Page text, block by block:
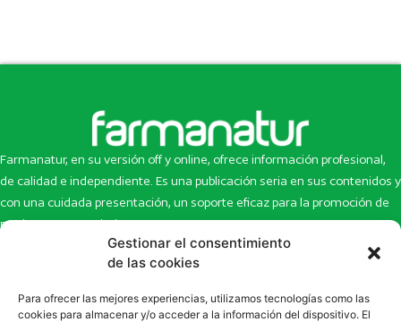
Gestionar el consentimiento
de las cookies
Para ofrecer las mejores experiencias, utilizamos tecnologías como las
cookies para almacenar y/o acceder a la información del dispositivo. El
Farmanatur, en su versión off y online, ofrece información profesional,
de calidad e independiente. Es una publicación seria en sus contenidos y
con una cuidada presentación, un soporte eficaz para la promoción de
productos y novedades.
Inicio
Newsletter
Artículos